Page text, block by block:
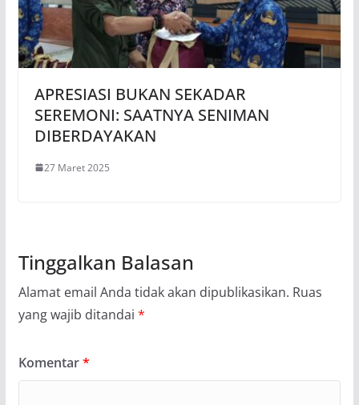
APRESIASI BUKAN SEKADAR
SEREMONI: SAATNYA SENIMAN
DIBERDAYAKAN
27 Maret 2025
Tinggalkan Balasan
Alamat email Anda tidak akan dipublikasikan. Ruas
yang wajib ditandai *
Komentar*